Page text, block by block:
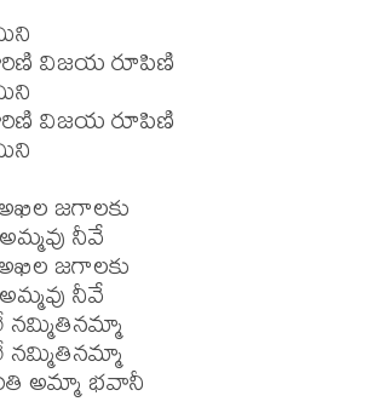
విజయ రూపిణి
విజయ రూపిణి
జగాలకు
నీవే
జగాలకు
నీవే
నమ్మితినమ్మా
నమ్మితినమ్మా
అమ్మా భవానీ